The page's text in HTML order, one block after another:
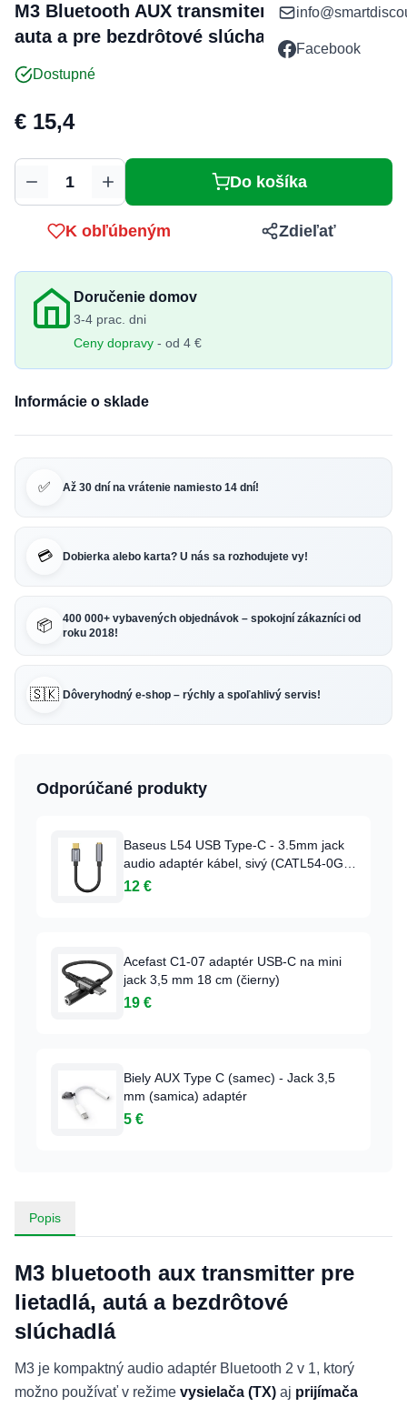
Facebook
M3 Bluetooth AUX transmiter do lietadla,
auta a pre bezdrôtové slúchadlá
Dostupné
€ 15,4
Množstvo Do košíka
K obľúbeným Zdieľať
Doručenie domov
3-4 prac. dni
Ceny dopravy - od 4 €
Informácie o sklade
✅ Až 30 dní na vrátenie namiesto 14 dní!
💳 Dobierka alebo karta? U nás sa rozhodujete vy!
📦
400 000+ vybavených objednávok – spokojní zákazníci od
roku 2018!
🇸🇰 Dôveryhodný e-shop – rýchly a spoľahlivý servis!
Odporúčané produkty
Baseus L54 USB Type-C - 3.5mm jack
audio adaptér kábel, sivý (CATL54-0G)
DAC
12 €
Acefast C1-07 adaptér USB-C na mini
jack 3,5 mm 18 cm (čierny)
19 €
Biely AUX Type C (samec) - Jack 3,5
mm (samica) adaptér
5 €
Popis
M3 bluetooth aux transmitter pre
lietadlá, autá a bezdrôtové
slúchadlá
M3 je kompaktný audio adaptér Bluetooth 2 v 1, ktorý
možno používať v režime vysielača (TX) aj prijímača